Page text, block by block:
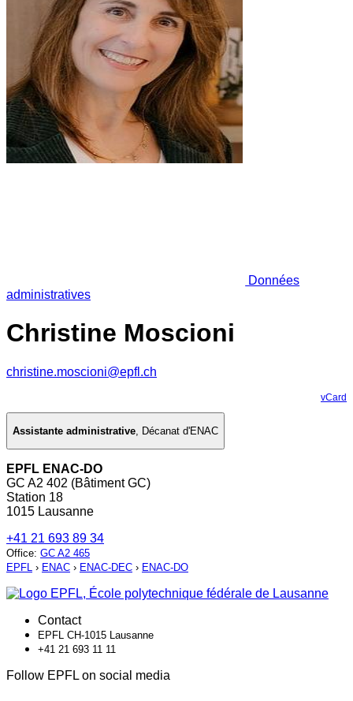
Données
administratives
Christine Moscioni
christine.moscioni@epfl.ch
vCard
Assistante administrative, Décanat d'ENAC
EPFL ENAC-DO
GC A2 402 (Bâtiment GC)
Station 18
1015 Lausanne
+41 21 693 89 34
Office: GC A2 465
EPFL › ENAC › ENAC-DEC › ENAC-DO
Contact
EPFL CH-1015 Lausanne
+41 21 693 11 11
Follow EPFL on social media